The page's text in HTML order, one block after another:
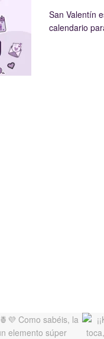
San Valentín
calendario